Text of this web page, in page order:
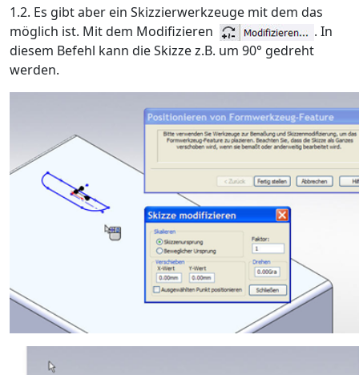
1.2. Es gibt aber ein Skizzierwerkzeuge mit dem das
möglich ist. Mit dem Modifizieren
. In
diesem Befehl kann die Skizze z.B. um 90° gedreht
werden.